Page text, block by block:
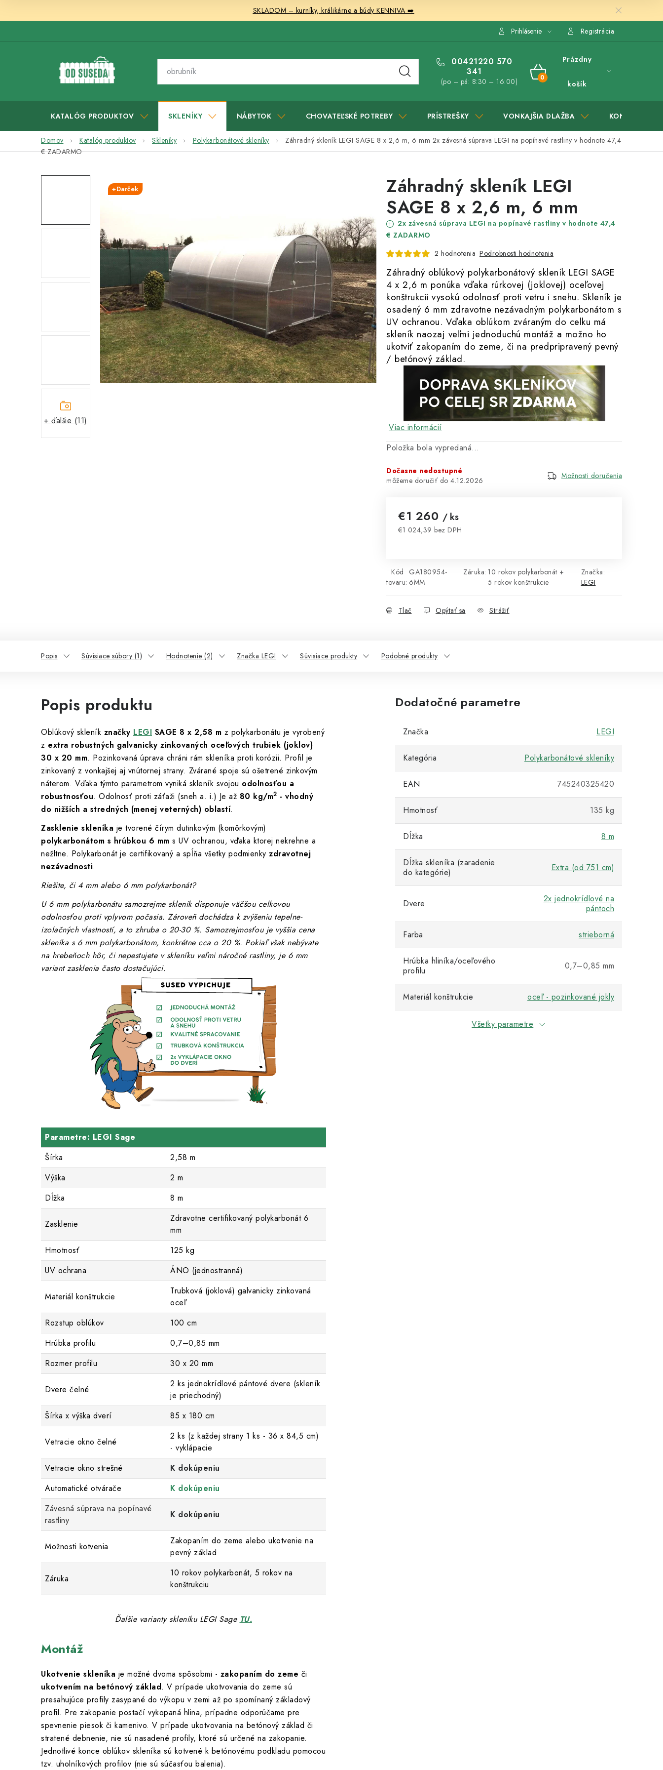
SKLADOM – kurníky, králikárne a búdy KENNIVA ➡️
Prihlásenie Registrácia
00421220 570
341
(po – pá: 8:30 – 16:00)
NÁKUPNÝ
Prázdny
košík
KATALÓG PRODUKTOV SKLENÍKY NÁBYTOK CHOVATEĽSKÉ POTREBY PRÍSTREŠKY VONKAJŠIA DLAŽBA KONTAKTY
Domov Katalóg produktov Skleníky Polykarbonátové skleníky Záhradný skleník LEGI SAGE 8 x 2,6 m, 6 mm 2x závesná súprava LEGI na popínavé rastliny v hodnote 47,4
€ ZADARMO
+ ďalšie (11)
Záhradný skleník LEGI
SAGE 8 x 2,6 m, 6 mm
2x závesná súprava LEGI na popínavé rastliny v hodnote 47,4
€ ZADARMO
2 hodnotenia Podrobnosti hodnotenia
Záhradný oblúkový polykarbonátový skleník LEGI SAGE
4 x 2,6 m ponúka vďaka rúrkovej (joklovej) oceľovej
konštrukcii vysokú odolnosť proti vetru i snehu. Skleník je
osadený 6 mm zdravotne nezávadným polykarbonátom s
UV ochranou. Vďaka oblúkom zváraným do celku má
skleník naozaj veľmi jednoduchú montáž a možno ho
ukotviť zakopaním do zeme, či na predpripravený pevný
/ betónový základ.
Viac informácií
Položka bola vypredaná…
Dočasne nedostupné
4.12.2026
Možnosti doručenia
€1 260 / ks
€1 024,39 bez DPH
Kód
tovaru:
GA180954-
6MM
Záruka: 10 rokov polykarbonát +
5 rokov konštrukcie
Značka:
LEGI
Tlač Opýtať sa Strážiť
+Darček
Popis Súvisiace súbory (1) Hodnotenie (2) Značka LEGI Súvisiace produkty Podobné produkty
Popis produktu
Oblúkový skleník značky LEGI SAGE 8 x 2,58 m z polykarbonátu je vyrobený
z extra robustných galvanicky zinkovaných oceľových trubiek (joklov)
30 x 20 mm. Pozinkovaná úprava chráni rám skleníka proti korózii. Profil je
zinkovaný z vonkajšej aj vnútornej strany. Zvárané spoje sú ošetrené zinkovým
náterom. Vďaka týmto parametrom vyniká skleník svojou odolnosťou a
robustnosťou. Odolnosť proti záťaži (sneh a. i.) Je až 80 kg/m2 - vhodný
do nižších a stredných (menej veterných) oblastí.
Zasklenie skleníka je tvorené čírym dutinkovým (komôrkovým)
polykarbonátom s hrúbkou 6 mm s UV ochranou, vďaka ktorej nekrehne a
nežltne. Polykarbonát je certifikovaný a spĺňa všetky podmienky zdravotnej
nezávadnosti.
Riešite, či 4 mm alebo 6 mm polykarbonát?
U 6 mm polykarbonátu samozrejme skleník disponuje väčšou celkovou
odolnosťou proti vplyvom počasia. Zároveň dochádza k zvýšeniu tepelne-
izolačných vlastností, a to zhruba o 20-30 %. Samozrejmosťou je vyššia cena
skleníka s 6 mm polykarbonátom, konkrétne cca o 20 %. Pokiaľ však nebývate
na hrebeňoch hôr, či nepestujete v skleníku veľmi náročné rastliny, je 6 mm
variant zasklenia často dostačujúci.
Parametre: LEGI Sage
Šírka
2,58 m
Výška
2 m
Dĺžka
8 m
Zasklenie
Zdravotne certifikovaný polykarbonát 6
mm
Hmotnosť
125 kg
UV ochrana
ÁNO (jednostranná)
Materiál konštrukcie
Trubková (joklová) galvanicky zinkovaná
oceľ
Rozstup oblúkov
100 cm
Hrúbka profilu
0,7–0,85 mm
Rozmer profilu
30 x 20 mm
Dvere čelné
2 ks jednokrídlové pántové dvere (skleník
je priechodný)
Šírka x výška dverí
85 x 180 cm
Vetracie okno čelné
2 ks (z každej strany 1 ks - 36 x 84,5 cm)
- vyklápacie
Vetracie okno strešné
K dokúpeniu
Automatické otvárače
K dokúpeniu
Závesná súprava na popínavé
rastliny
K dokúpeniu
Možnosti kotvenia
Zakopaním do zeme alebo ukotvenie na
pevný základ
Záruka
10 rokov polykarbonát, 5 rokov na
konštrukciu
Ďalšie varianty skleníku LEGI Sage TU.
Montáž
Ukotvenie skleníka je možné dvoma spôsobmi - zakopaním do zeme či
ukotvením na betónový základ. V prípade ukotvovania do zeme sú
presahujúce profily zasypané do výkopu v zemi až po spomínaný základový
profil. Pre zakopanie postačí vykopaná hlina, prípadne odporúčame pre
spevnenie piesok či kamenivo. V prípade ukotvovania na betónový základ či
stratené debnenie, nie sú nasadené profily, ktoré sú určené na zakopanie.
Jednotlivé konce oblúkov skleníka sú kotvené k betónovému podkladu pomocou
tzv. uholníkových profilov (nie sú súčasťou balenia).
Dodatočné parametre
Značka LEGI
Kategória Polykarbonátové skleníky
EAN 745240325420
Hmotnosť 135 kg
Dĺžka 8 m
Dĺžka skleníka (zaradenie
do kategórie)
Extra (od 751 cm)
Dvere
2x jednokrídlové na
pántoch
Farba strieborná
Hrúbka hliníka/oceľového
profilu
0,7–0,85 mm
Materiál konštrukcie oceľ - pozinkované jokly
Všetky parametre